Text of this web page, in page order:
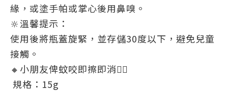
緣，或塗手帕或掌心後用鼻嗅。
🔆溫馨提示：
使用後將瓶蓋旋緊，並存儲30度以下，避免兒童
接觸。
🔸小朋友俾蚊咬即擦即消👍🏻
規格：15g